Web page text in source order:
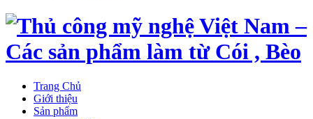
Trang Chủ
Giới thiệu
Sản phẩm